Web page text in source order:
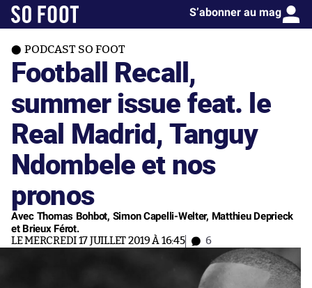
S’abonner au mag
PODCAST SO FOOT
Football Recall,
summer issue feat. le
Real Madrid, Tanguy
Ndombele et nos
pronos
Avec Thomas Bohbot, Simon Capelli-Welter, Matthieu Deprieck
et Brieux Férot.
LE MERCREDI 17 JUILLET 2019 À 16:45 6